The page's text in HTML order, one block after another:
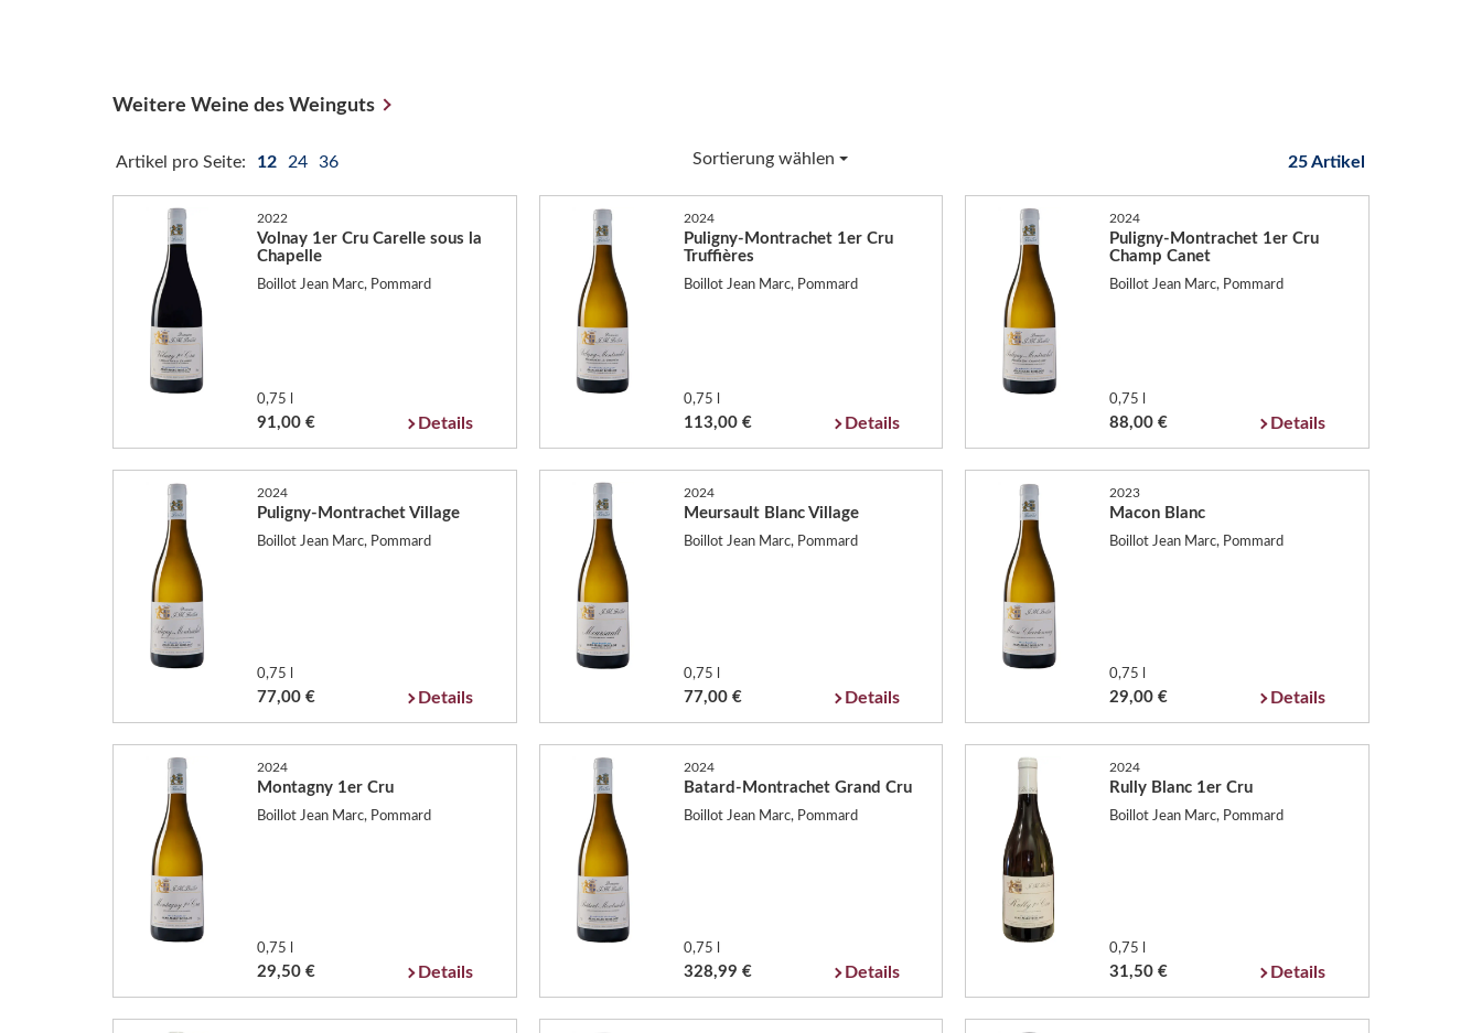
Weitere Weine des Weinguts
Artikel pro Seite: 12 24 36 Sortierung wählen 25 Artikel
2022
Volnay 1er Cru Carelle sous la
Chapelle
Boillot Jean Marc, Pommard
0,75 l
91,00 € Details
2024
Puligny-Montrachet 1er Cru
Truffières
Boillot Jean Marc, Pommard
0,75 l
113,00 € Details
2024
Puligny-Montrachet 1er Cru
Champ Canet
Boillot Jean Marc, Pommard
0,75 l
88,00 € Details
2024
Puligny-Montrachet Village
Boillot Jean Marc, Pommard
0,75 l
77,00 € Details
2024
Meursault Blanc Village
Boillot Jean Marc, Pommard
0,75 l
77,00 € Details
2023
Macon Blanc
Boillot Jean Marc, Pommard
0,75 l
29,00 € Details
2024
Montagny 1er Cru
Boillot Jean Marc, Pommard
0,75 l
29,50 € Details
2024
Batard-Montrachet Grand Cru
Boillot Jean Marc, Pommard
0,75 l
328,99 € Details
2024
Rully Blanc 1er Cru
Boillot Jean Marc, Pommard
0,75 l
31,50 € Details